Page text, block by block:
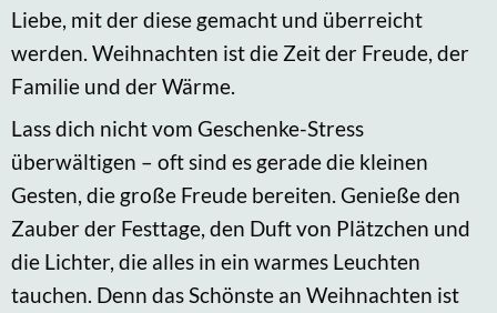
Liebe, mit der diese gemacht und überreicht
werden. Weihnachten ist die Zeit der Freude, der
Familie und der Wärme.
Lass dich nicht vom Geschenke-Stress
überwältigen – oft sind es gerade die kleinen
Gesten, die große Freude bereiten. Genieße den
Zauber der Festtage, den Duft von Plätzchen und
die Lichter, die alles in ein warmes Leuchten
tauchen. Denn das Schönste an Weihnachten ist